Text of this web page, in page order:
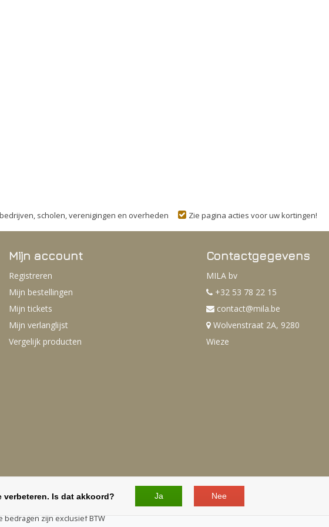
scholen, verenigingen en overheden Zie pagina acties voor uw kortingen!
Mijn account
Registreren
Mijn bestellingen
Mijn tickets
Mijn verlanglijst
Vergelijk producten
Contactgegevens
MILA bv
+32 53 78 22 15
contact@mila.be
Wolvenstraat 2A, 9280
Wieze
scholen, verenigingen en overheden. - Alle
bedragen zijn exclusief BTW
Is dat akkoord? Ja Nee